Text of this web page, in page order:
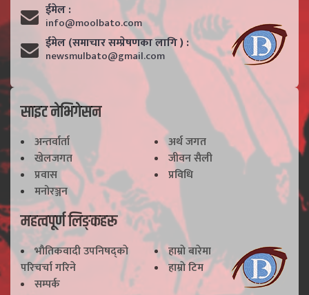
ईमेल :
info@moolbato.com
ईमेल (समाचार सम्प्रेषणका लागि ) :
newsmulbato@gmail.com
साइट नेभिगेसन
अन्तर्वार्ता
अर्थ जगत
खेलजगत
जीवन सैली
प्रवास
प्रविधि
मनोरञ्जन
महत्वपूर्ण लिङ्कहरू
भाैतिकवादी उपनिषद्काे
परिचर्चा गरिने
हाम्राे बारेमा
हाम्राे टिम
सम्पर्क